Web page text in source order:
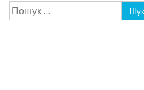
Пошук: